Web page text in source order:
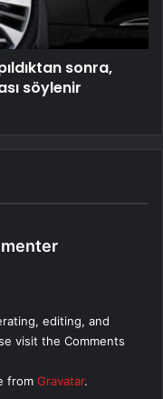
sonra,
söylenir
k
i
editing, and
visit the Comments
from Gravatar.